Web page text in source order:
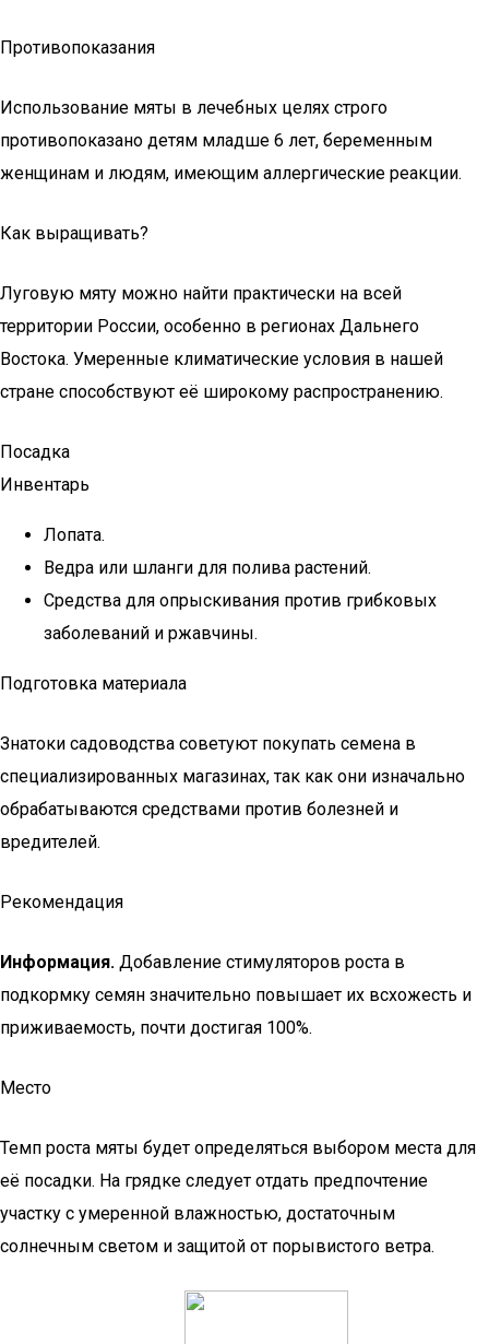
Противопоказания
Использование мяты в лечебных целях строго
противопоказано детям младше 6 лет, беременным
женщинам и людям, имеющим аллергические реакции.
Как выращивать?
Луговую мяту можно найти практически на всей
территории России, особенно в регионах Дальнего
Востока. Умеренные климатические условия в нашей
стране способствуют её широкому распространению.
Посадка
Инвентарь
Лопата.
Ведра или шланги для полива растений.
Средства для опрыскивания против грибковых
заболеваний и ржавчины.
Подготовка материала
Знатоки садоводства советуют покупать семена в
специализированных магазинах, так как они изначально
обрабатываются средствами против болезней и
вредителей.
Рекомендация
Информация. Добавление стимуляторов роста в
подкормку семян значительно повышает их всхожесть и
приживаемость, почти достигая 100%.
Место
Темп роста мяты будет определяться выбором места для
её посадки. На грядке следует отдать предпочтение
участку с умеренной влажностью, достаточным
солнечным светом и защитой от порывистого ветра.